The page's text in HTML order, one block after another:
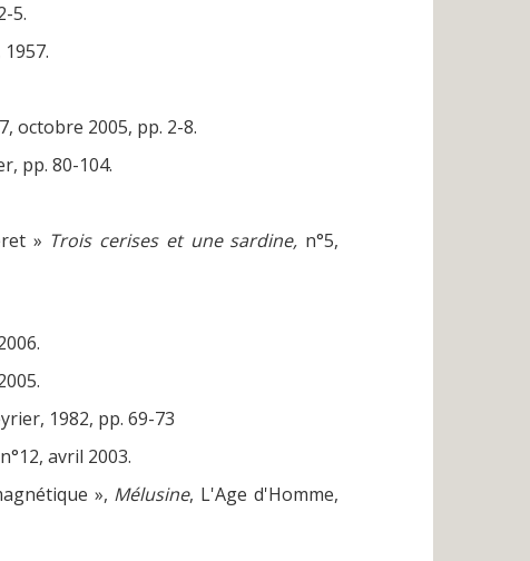
5.
1957.
octobre 2005, pp. 2-8.
pp. 80-104.
» Trois cerises et une sardine, n°5,
1982, pp. 69-73
avril 2003.
», Mélusine, L'Age d'Homme,